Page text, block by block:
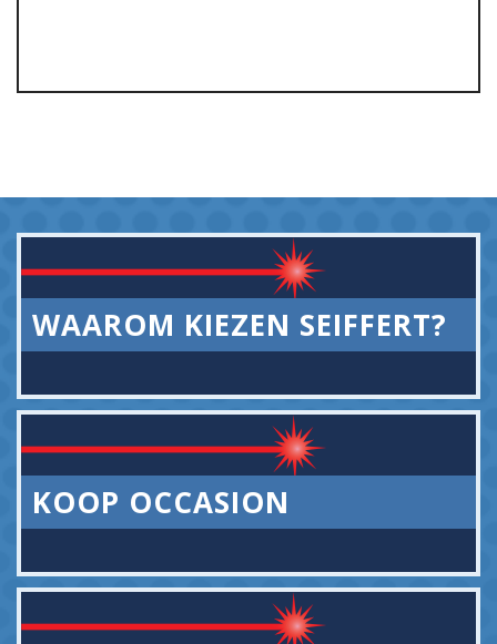
WAAROM KIEZEN SEIFFERT?
KOOP OCCASION